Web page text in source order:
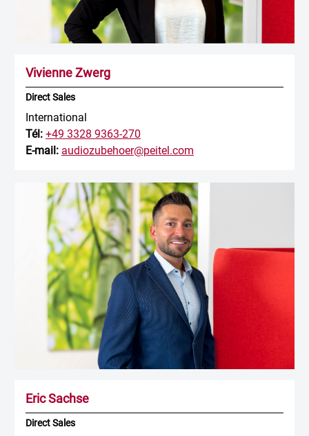
Vivienne Zwerg
Direct Sales
International
Tél: +49 3328 9363-270
E-mail: audiozubehoer@peitel.com
Eric Sachse
Direct Sales